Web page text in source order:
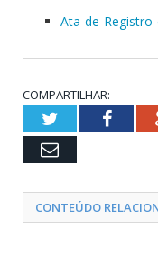
Ata-de-
COMPARTILHAR:
Twitter
Email
CONTEÚDO